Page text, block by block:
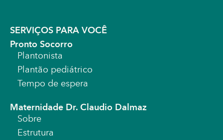
SERVIÇOS PARA VOCÊ
Pronto Socorro
Plantonista
Plantão pediátrico
Tempo de espera
Maternidade Dr. Claudio Dalmaz
Sobre
Estrutura